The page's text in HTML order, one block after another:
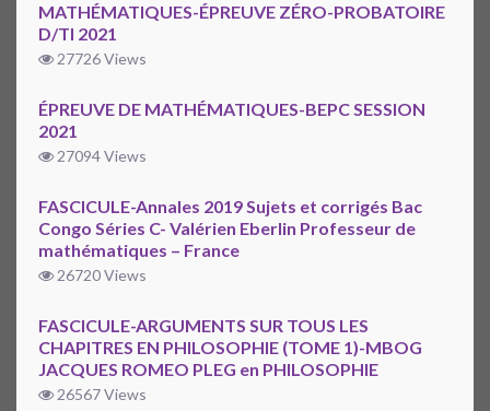
MATHÉMATIQUES-ÉPREUVE ZÉRO-PROBATOIRE
D/TI 2021
27726 Views
ÉPREUVE DE MATHÉMATIQUES-BEPC SESSION
2021
27094 Views
FASCICULE-Annales 2019 Sujets et corrigés Bac
Congo Séries C- Valérien Eberlin Professeur de
mathématiques – France
26720 Views
FASCICULE-ARGUMENTS SUR TOUS LES
CHAPITRES EN PHILOSOPHIE (TOME 1)-MBOG
JACQUES ROMEO PLEG en PHILOSOPHIE
26567 Views